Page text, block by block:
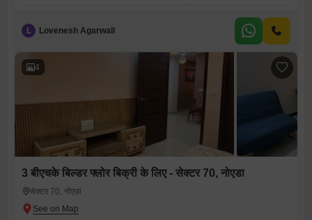
L Lovenesh Agarwall
4
3 बीएचके बिल्डर फ्लोर बिक्री के लिए - सेक्टर 70, नोएडा
सेक्टर 70, नोएडा